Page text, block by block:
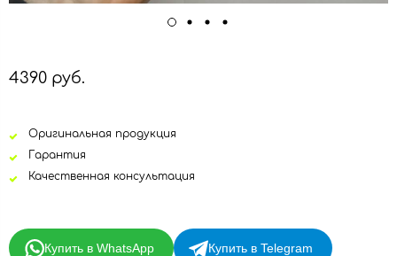
4390 руб.
Оригинальная продукция
Гарантия
Качественная консультация
Купить в WhatsApp Купить в Telegram